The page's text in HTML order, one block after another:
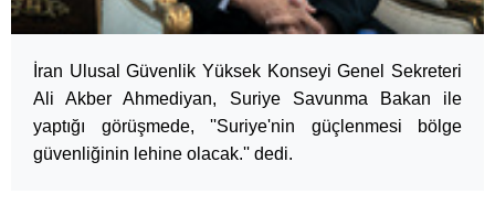
İran Ulusal Güvenlik Yüksek Konseyi Genel Sekreteri
Ali Akber Ahmediyan, Suriye Savunma Bakan ile
yaptığı görüşmede, ''Suriye'nin güçlenmesi bölge
güvenliğinin lehine olacak.'' dedi.